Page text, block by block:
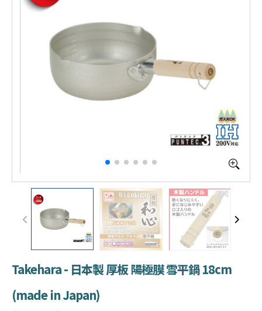
Takehara - 日本製 厚板 陽極膜 雪平鍋 18cm
(made in Japan)